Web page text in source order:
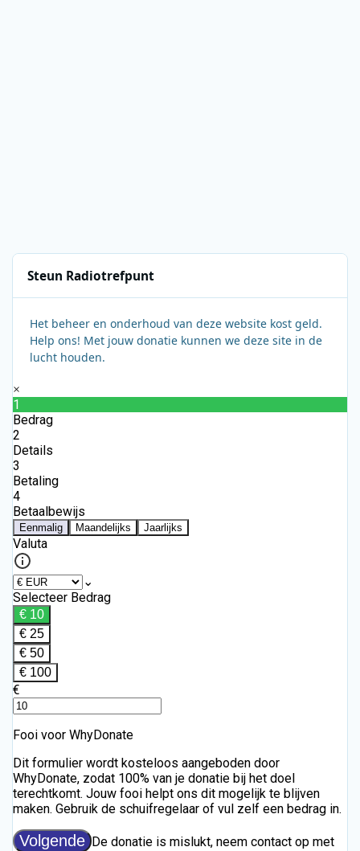
Steun Radiotrefpunt
Het beheer en onderhoud van deze website kost geld.
Help ons! Met jouw donatie kunnen we deze site in de
lucht houden.